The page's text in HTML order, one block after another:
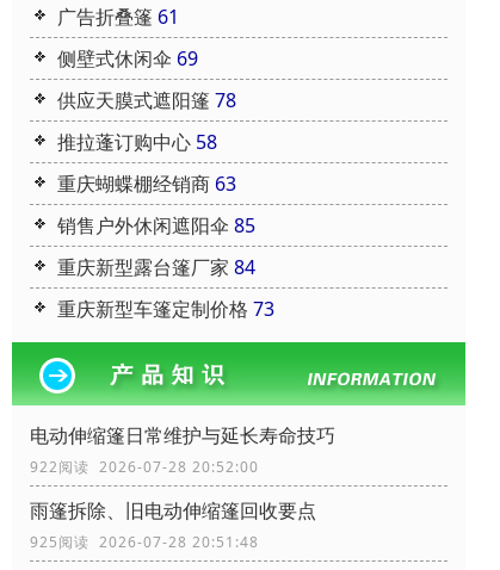
广告折叠篷 61
侧壁式休闲伞 69
供应天膜式遮阳篷 78
推拉蓬订购中心 58
重庆蝴蝶棚经销商 63
销售户外休闲遮阳伞 85
重庆新型露台篷厂家 84
重庆新型车篷定制价格 73
电动伸缩篷日常维护与延长寿命技巧
922阅读 2026-07-28 20:52:00
雨篷拆除、旧电动伸缩篷回收要点
925阅读 2026-07-28 20:51:48